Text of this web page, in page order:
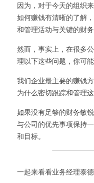
因为，对于今天的组织
如何赚钱有清晰的了解
和管理活动与关键的财
然而，事实上，在很多
理以下这些问题，你可
我们企业最主要的赚钱
为什么密切跟踪和管理
如果没有足够的财务敏
与公司的优先事项保持
和目标。
一起来看看业务经理泰